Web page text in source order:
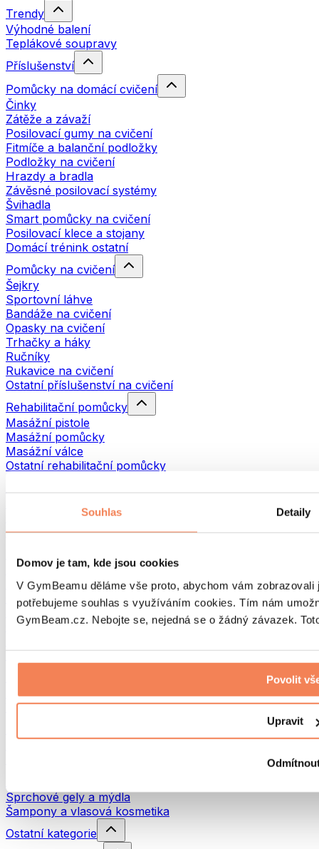
Souhlas Detaily
Domov je tam, kde jsou cookies
V GymBeamu děláme vše proto, abychom vám
potřebujeme souhlas s využíváním cookies. Tím nám
GymBeam.cz. Nebojte se, nejedná se o žádný závazek.
Povolit
Upravit
Trendy
Výhodné balení
Teplákové soupravy
Příslušenství
Pomůcky na domácí cvičení
Činky
Zátěže a závaží
Posilovací gumy na cvičení
Fitmíče a balanční podložky
Podložky na cvičení
Hrazdy a bradla
Závěsné posilovací systémy
Švihadla
Smart pomůcky na cvičení
Posilovací klece a stojany
Domácí trénink ostatní
Pomůcky na cvičení
Šejkry
Sportovní láhve
Bandáže na cvičení
Opasky na cvičení
Trhačky a háky
Ručníky
Rukavice na cvičení
Ostatní příslušenství na cvičení
Rehabilitační pomůcky
Masážní pistole
Masážní pomůcky
Masážní válce
Ostatní rehabilitační pomůcky
Batohy
Běh
Bojové sporty
Cyklistika
Jóga a pilates
Otužování
Turistika
Red Light Therapy
Vodní filtry a konvice
Sprchové gely a mýdla
Šampony a vlasová kosmetika
Ostatní kategorie